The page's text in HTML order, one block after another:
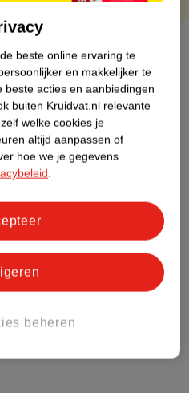
heeft (nog) geen Nature
beste online ervaring te
en makkelijker te
beste acties en aanbiedingen
buiten Kruidvat.nl relevante
welke cookies je
altijd aanpassen of
hoe we je gegevens
.
beheren